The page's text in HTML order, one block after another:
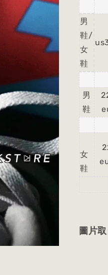
男
鞋/
女
鞋
男
鞋
女
鞋
圖片